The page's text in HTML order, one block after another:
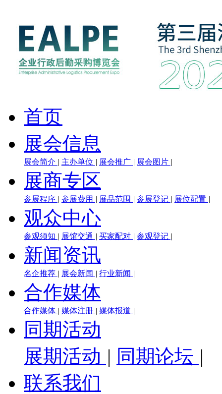
首页
展会信息
展会简介 | 主办单位 | 展会推广 | 展会图片 |
展商专区
参展程序 | 参展费用 | 展品范围 | 参展登记 | 展位配置 |
观众中心
参观须知 | 展馆交通 | 买家配对 | 参观登记 |
新闻资讯
名企推荐 | 展会新闻 | 行业新闻 |
合作媒体
合作媒体 | 媒体注册 | 媒体报道 |
同期活动
展期活动 | 同期论坛 |
联系我们